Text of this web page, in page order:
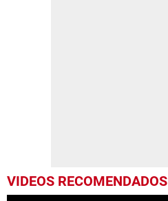
VIDEOS RECOMENDADOS